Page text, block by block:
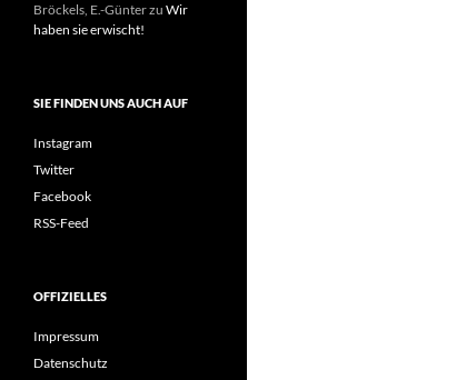
Bröckels, E.-Günterzu Wir
haben sie erwischt!
SIE FINDEN UNS AUCH AUF
Instagram
Twitter
Facebook
RSS-Feed
OFFIZIELLES
Impressum
Datenschutz